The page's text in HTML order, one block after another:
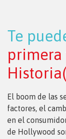
Te
El boom de las
factores, el
en el
de Hollywood